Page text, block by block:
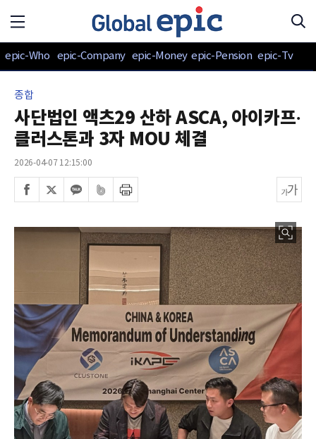
epic-Who epic-Company epic-Money epic-Pension epic-Tv
종합
사단법인 액츠29 산하 ASCA, 아이카프·
클러스톤과 3자 MOU 체결
2026-04-07 12:15:00